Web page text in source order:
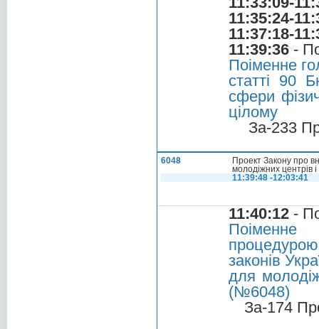
11:35:24-
11:37:18-
11:39:36 -
Поіменне
статті 90
сфери
цілому
За-233
6048
Проект Закону про
молодіжних центрів
11:39:48 -12:03:41
11:40:12 -
Поіменне
законів
для
(№6048)
За-174